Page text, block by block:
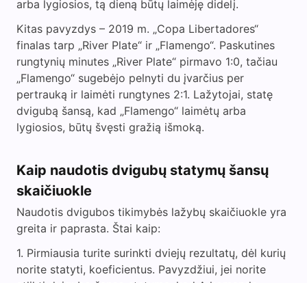
arba lygiosios, tą dieną būtų laimėję didelį.
Kitas pavyzdys – 2019 m. „Copa Libertadores“
finalas tarp „River Plate“ ir „Flamengo“. Paskutines
rungtynių minutes „River Plate“ pirmavo 1:0, tačiau
„Flamengo“ sugebėjo pelnyti du įvarčius per
pertrauką ir laimėti rungtynes 2:1. Lažytojai, statę
dvigubą šansą, kad „Flamengo“ laimėtų arba
lygiosios, būtų švęsti gražią išmoką.
Kaip naudotis dvigubų statymų šansų
skaičiuokle
Naudotis dvigubos tikimybės lažybų skaičiuokle yra
greita ir paprasta. Štai kaip:
Pirmiausia turite surinkti dviejų rezultatų, dėl kurių
norite statyti, koeficientus. Pavyzdžiui, jei norite